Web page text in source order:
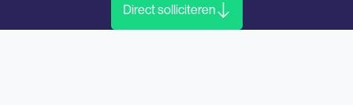
Direct solliciteren